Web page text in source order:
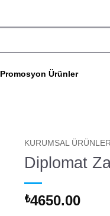
Promosyon Ürünler
KURUMSAL
Diplomat
₺4650.00